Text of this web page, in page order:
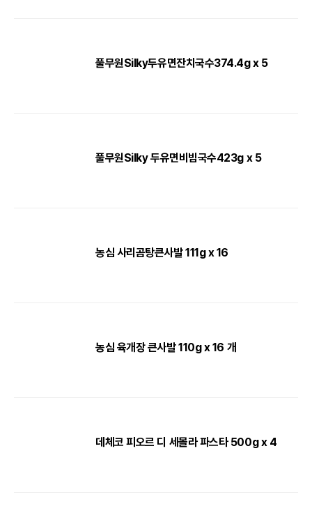
풀무원Silky두유면잔치국수374.4g x 5
풀무원Silky 두유면비빔국수423g x 5
농심 사리곰탕큰사발 111g x 16
농심 육개장 큰사발 110g x 16 개
데체코 피오르 디 세몰라 파스타 500g x 4